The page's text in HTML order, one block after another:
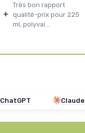
+
Très bon rapport
qualité-prix pour 225
ml, polyval...
ChatGPT Claude